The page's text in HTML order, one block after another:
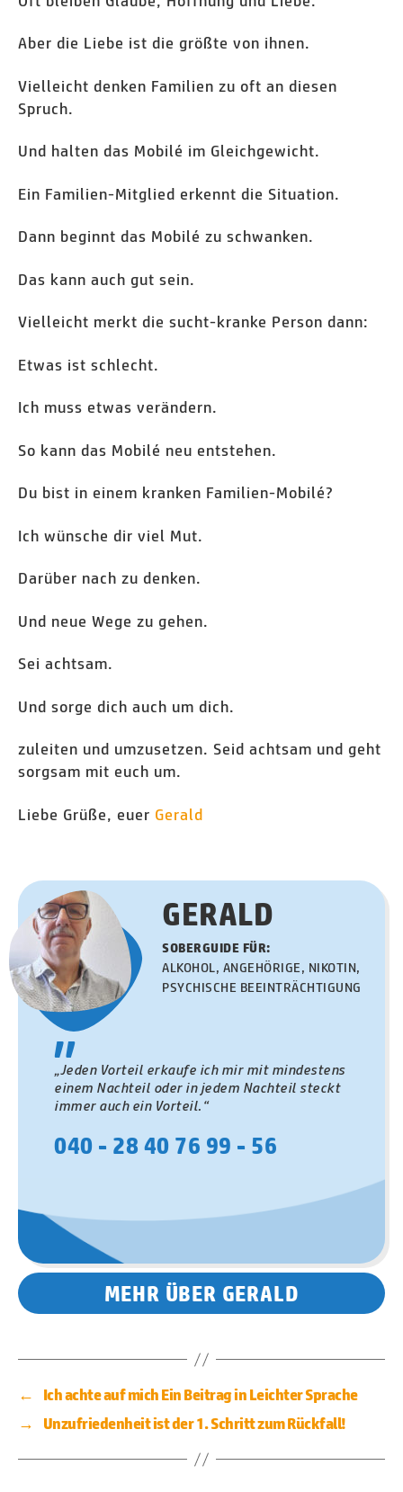
Aber die Liebe ist die größte von ihnen.
Vielleicht denken Familien zu oft an diesen
Spruch.
Und halten das Mobilé im Gleichgewicht.
Ein Familien-Mitglied erkennt die Situation.
Dann beginnt das Mobilé zu schwanken.
Das kann auch gut sein.
Vielleicht merkt die sucht-kranke Person dann:
Etwas ist schlecht.
Ich muss etwas verändern.
So kann das Mobilé neu entstehen.
Du bist in einem kranken Familien-Mobilé?
Ich wünsche dir viel Mut.
Darüber nach zu denken.
Und neue Wege zu gehen.
Sei achtsam.
Und sorge dich auch um dich.
zuleiten und umzusetzen. Seid achtsam und geht
sorgsam mit euch um.
Liebe Grüße, euer Gerald
GERALD
SOBERGUIDE FÜR:
ALKOHOL, ANGEHÖRIGE, NIKOTIN,
PSYCHISCHE BEEINTRÄCHTIGUNG
"„Jeden Vorteil erkaufe ich mir mit mindestens
einem Nachteil oder in jedem Nachteil steckt
immer auch ein Vorteil.“
040 - 28 40 76 99 - 56
MEHR ÜBER GERALD
←
Ich achte auf mich Ein Beitrag in Leichter Sprache
→
Unzufriedenheit ist der 1. Schritt zum Rückfall!